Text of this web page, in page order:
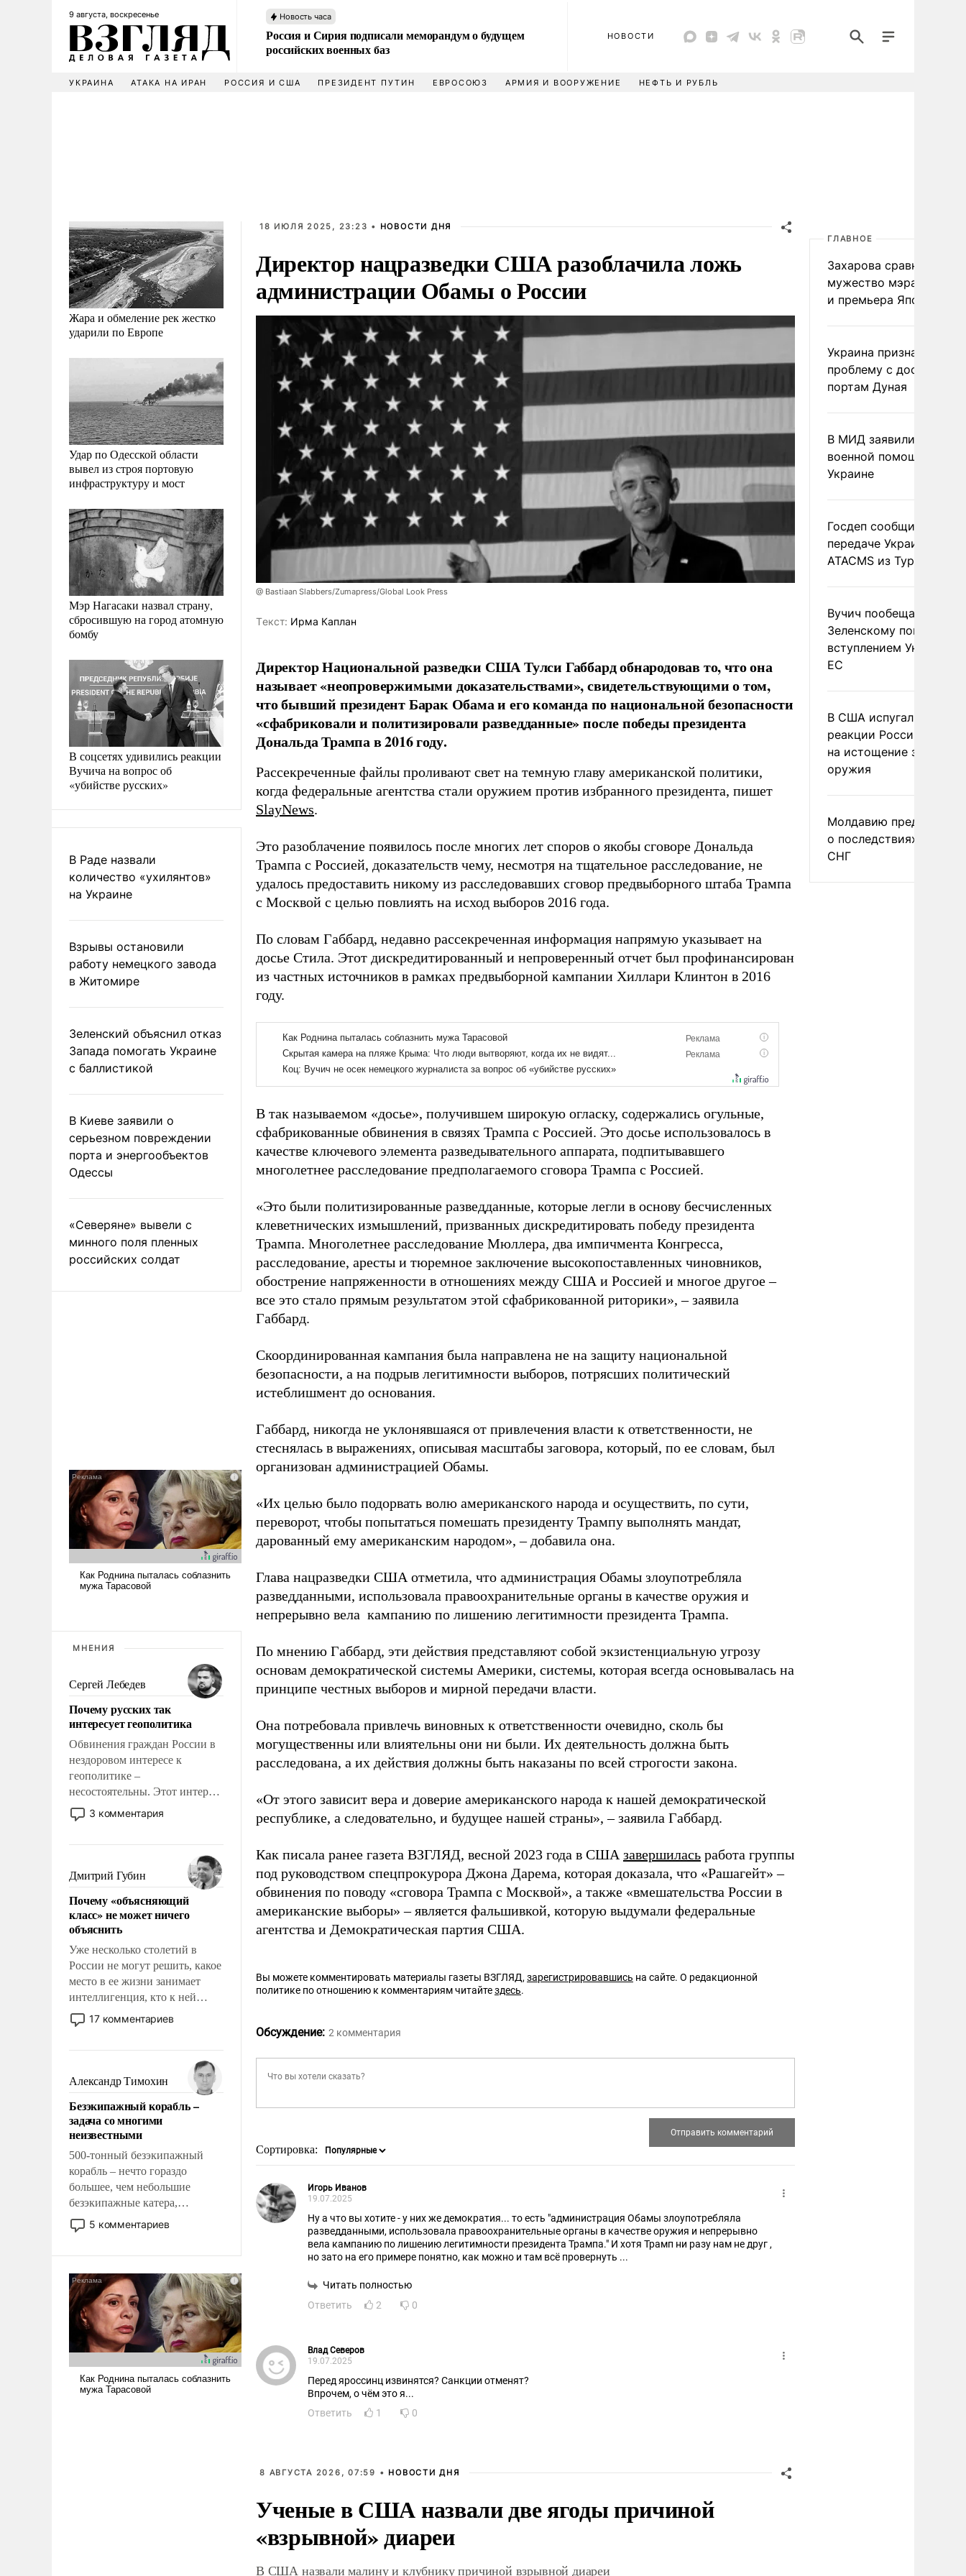
9 августа, воскресенье Новость часа
Россия и Сирия подписали меморандум о будущем
российских военных баз
НОВОСТИ
УКРАИНА АТАКА НА ИРАН РОССИЯ И США ПРЕЗИДЕНТ ПУТИН ЕВРОСОЮЗ АРМИЯ И ВООРУЖЕНИЕ НЕФТЬ И РУБЛЬ
Жара и обмеление рек жестко
ударили по Европе
Удар по Одесской области
вывел из строя портовую
инфраструктуру и мост
Мэр Нагасаки назвал страну,
сбросившую на город атомную
бомбу
В соцсетях удивились реакции
Вучича на вопрос об
«убийстве русских»
В Раде назвали
количество «ухилянтов»
на Украине
Взрывы остановили
работу немецкого завода
в Житомире
Зеленский объяснил отказ
Запада помогать Украине
с баллистикой
В Киеве заявили о
серьезном повреждении
порта и энергообъектов
Одессы
«Северяне» вывели с
минного поля пленных
российских солдат
МНЕНИЯ
Сергей Лебедев
Почему русских так
интересует геополитика
Обвинения граждан России в
нездоровом интересе к
геополитике –
несостоятельны. Этот интерес
рационален и прагматичен. Он
обусловлен тысячелетним
фундаментальным знанием,
что мировая политика имеет
свойство заявляться на порог
нашего дома.
3 комментария
Дмитрий Губин
Почему «объясняющий
класс» не может ничего
объяснить
Уже несколько столетий в
России не могут решить, какое
место в ее жизни занимает
интеллигенция, кто к ней
принадлежит, а кого из нее
исключили с правом
чем она отличается от просто
образованных людей. Иногда
казалось, что эти вопросы
решены раз и навсегда, но –
нет, не решены.
17 комментариев
Александр Тимохин
Безэкипажный корабль –
задача со многими
неизвестными
500-тонный безэкипажный
корабль – нечто гораздо
большее, чем небольшие
безэкипажные катера,
применение которых уже
стало обыденностью. Задача по
и ее реализация радикально
поднимет наши боевые
возможности.
5 комментариев
18 ИЮЛЯ 2025, 23:23 • НОВОСТИ ДНЯ
Директор нацразведки США разоблачила ложь
администрации Обамы о России
@ Bastiaan Slabbers/Zumapress/Global Look Press
Tекст: Ирма Каплан
Директор Национальной разведки США Тулси Габбард обнародовав то, что она
называет «неопровержимыми доказательствами», свидетельствующими о том,
что бывший президент Барак Обама и его команда по национальной безопасности
«сфабриковали и политизировали разведданные» после победы президента
Дональда Трампа в 2016 году.
Рассекреченные файлы проливают свет на темную главу американской политики,
когда федеральные агентства стали оружием против избранного президента, пишет
SlayNews.
Это разоблачение появилось после многих лет споров о якобы сговоре Дональда
Трампа с Россией, доказательств чему, несмотря на тщательное расследование, не
удалось предоставить никому из расследовавших сговор предвыборного штаба Трампа
с Москвой с целью повлиять на исход выборов 2016 года.
По словам Габбард, недавно рассекреченная информация напрямую указывает на
досье Стила. Этот дискредитированный и непроверенный отчет был профинансирован
из частных источников в рамках предвыборной кампании Хиллари Клинтон в 2016
году.
В так называемом «досье», получившем широкую огласку, содержались огульные,
сфабрикованные обвинения в связях Трампа с Россией. Это досье использовалось в
качестве ключевого элемента разведывательного аппарата, подпитывавшего
многолетнее расследование предполагаемого сговора Трампа с Россией.
«Это были политизированные разведданные, которые легли в основу бесчисленных
клеветнических измышлений, призванных дискредитировать победу президента
Трампа. Многолетнее расследование Мюллера, два импичмента Конгресса,
расследование, аресты и тюремное заключение высокопоставленных чиновников,
обострение напряженности в отношениях между США и Россией и многое другое –
все это стало прямым результатом этой сфабрикованной риторики», – заявила
Габбард.
Скоординированная кампания была направлена не на защиту национальной
безопасности, а на подрыв легитимности выборов, потрясших политический
истеблишмент до основания.
Габбард, никогда не уклонявшаяся от привлечения власти к ответственности, не
стеснялась в выражениях, описывая масштабы заговора, который, по ее словам, был
организован администрацией Обамы.
«Их целью было подорвать волю американского народа и осуществить, по сути,
переворот, чтобы попытаться помешать президенту Трампу выполнять мандат,
дарованный ему американским народом», – добавила она.
Глава нацразведки США отметила, что администрация Обамы злоупотребляла
разведданными, использовала правоохранительные органы в качестве оружия и
непрерывно вела кампанию по лишению легитимности президента Трампа.
По мнению Габбард, эти действия представляют собой экзистенциальную угрозу
основам демократической системы Америки, системы, которая всегда основывалась на
принципе честных выборов и мирной передачи власти.
Она потребовала привлечь виновных к ответственности очевидно, сколь бы
могущественны или влиятельны они ни были. Их деятельность должна быть
расследована, а их действия должны быть наказаны по всей строгости закона.
«От этого зависит вера и доверие американского народа к нашей демократической
республике, а следовательно, и будущее нашей страны», – заявила Габбард.
Как писала ранее газета ВЗГЛЯД, весной 2023 года в СШАзавершилась работа группы
под руководством спецпрокурора Джона Дарема, которая доказала, что «Рашагейт» –
обвинения по поводу «сговора Трампа с Москвой», а также «вмешательства России в
американские выборы» – является фальшивкой, которую выдумали федеральные
агентства и Демократическая партия США.
Вы можете комментировать материалы газеты ВЗГЛЯД,зарегистрировавшись на сайте. О редакционной
политике по отношению к комментариям читайтездесь.
Обсуждение: 2 комментария
Сортировка:
Игорь Иванов
19.07.2025
Ну а что вы хотите - у них же демократия... то есть "администрация Обамы злоупотребляла
разведданными, использовала правоохранительные органы в качестве оружия и непрерывно
вела кампанию по лишению легитимности президента Трампа." И хотя Трамп ни разу нам не друг ,
но зато на его примере понятно, как можно и там всё провернуть ...
Читать полностью
Ответить
2 0
Влад Северов
19.07.2025
Перед яроссинц извинятся? Санкции отменят?
Впрочем, о чём это я...
Ответить
1 0
8 АВГУСТА 2026, 07:59 • НОВОСТИ ДНЯ
Ученые в США назвали две ягоды причиной
«взрывной» диареи
В США назвали малину и клубнику причиной взрывной диареи
ГЛАВНОЕ
Захарова сравнила
мужество мэра
и премьера Японии
Украина признала
проблему с доступом к
портам Дуная
В МИД заявили о
военной помощи
Украине
Госдеп сообщил о
передаче Украине
ATACMS из Турции
Вучич пообещал
Зеленскому помочь со
вступлением Украины в
ЕС
В США испугались
реакции России и
на истощение запасов
оружия
Молдавию
о последствиях выхода
СНГ